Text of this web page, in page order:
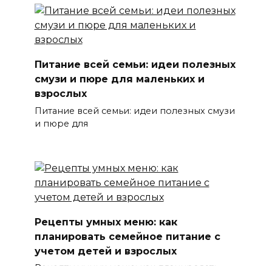
Питание всей семьи: идеи полезных
смузи и пюре для маленьких и
взрослых
Питание всей семьи: идеи полезных смузи
и пюре для
Рецепты умных меню: как
планировать семейное питание с
учетом детей и взрослых